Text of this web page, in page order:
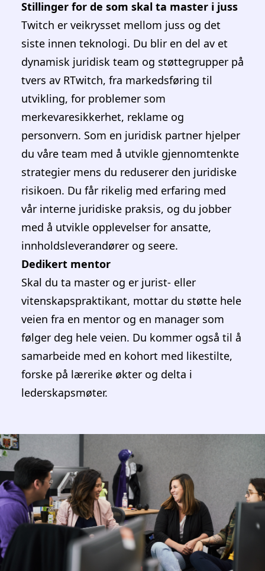
av avvik, prognoser, og sikkerhet og
HCI/sosial-databehandling.
Stillinger for de som skal ta master i juss
Twitch er veikrysset mellom juss og det
siste innen teknologi. Du blir en del av et
dynamisk juridisk team og støttegrupper på
tvers av RTwitch, fra markedsføring til
utvikling, for problemer som
merkevaresikkerhet, reklame og
personvern. Som en juridisk partner hjelper
du våre team med å utvikle gjennomtenkte
strategier mens du reduserer den juridiske
risikoen. Du får rikelig med erfaring med
vår interne juridiske praksis, og du jobber
med å utvikle opplevelser for ansatte,
innholdsleverandører og seere.
Dedikert mentor
Skal du ta master og er jurist- eller
vitenskapspraktikant, mottar du støtte hele
veien fra en mentor og en manager som
følger deg hele veien. Du kommer også til å
samarbeide med en kohort med likestilte,